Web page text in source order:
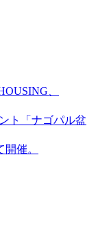
、
ト「ナゴパル盆
催。